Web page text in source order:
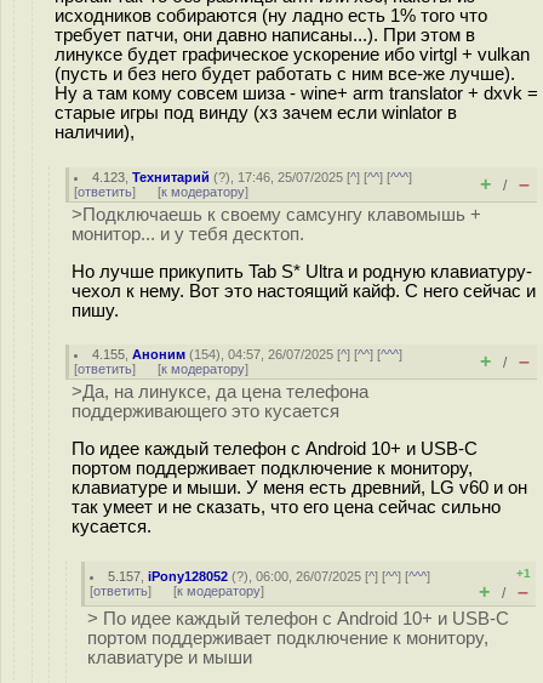
исходников собираются (ну ладно есть 1% того что
требует патчи, они давно написаны...). При этом в
линуксе будет графическое ускорение ибо virtgl + vulkan
(пусть и без него будет работать с ним все-же лучше).
Ну а там кому совсем шиза - wine+ arm translator + dxvk =
старые игры под винду (хз зачем если winlator в
наличии),
4.123 ,Технитарий (?), 17:46, 25/07/2025 [^] [^^] [^^^]
[ответить] [к модератору] + / –
>Подключаешь к своему самсунгу клавомышь +
монитор... и у тебя десктоп.
Но лучше прикупить Tab S* Ultra и родную клавиатуру-
чехол к нему. Вот это настоящий кайф. С него сейчас и
пишу.
4.155 ,Аноним (154), 04:57, 26/07/2025 [^] [^^] [^^^]
[ответить] [к модератору] + / –
>Да, на линуксе, да цена телефона
поддерживающего это кусается
По идее каждый телефон с Android 10+ и USB-C
портом поддерживает подключение к монитору,
клавиатуре и мыши. У меня есть древний, LG v60 и он
так умеет и не сказать, что его цена сейчас сильно
кусается.
5.157 ,iPony128052 (?), 06:00, 26/07/2025 [^] [^^] [^^^]
[ответить] [к модератору]
+1
+ / –
> По идее каждый телефон с Android 10+ и USB-C
портом поддерживает подключение к монитору,
клавиатуре и мыши